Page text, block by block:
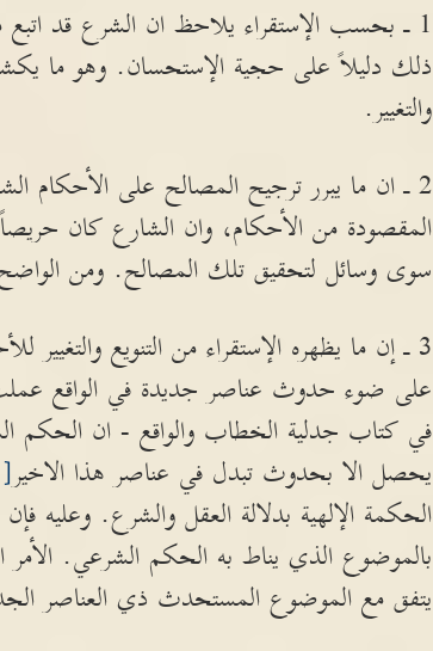
1 ـ بحسب الإستقراء يلاحظ ان الشرع قد اتبع
ذلك دليلاً على حجية الإستحسان. وهو ما
والتغيير.
2 ـ ان ما يبرر ترجيح المصالح على الأحكام
المقصودة من الأحكام، وان الشارع كان
سوى وسائل لتحقيق تلك المصالح. ومن
3 ـ إن ما يظهره الإستقراء من التنويع
على ضوء حدوث عناصر جديدة في الواقع عملت
في كتاب جدلية الخطاب والواقع - ان الحكم
يحصل الا بحدوث تبدل في عناصر هذا الاخير[1]
الحكمة الإلهية بدلالة العقل والشرع.
بالموضوع الذي يناط به الحكم الشرعي.
يتفق مع الموضوع المستحدث ذي العناصر